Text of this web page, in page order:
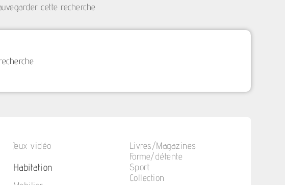
cette recherche
Jeux vidéo
Habitation
Livres/Magazines
Forme/détente
Sport
Collection